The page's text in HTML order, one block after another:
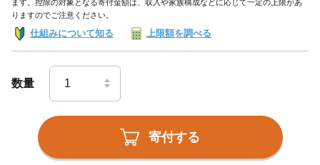
ます。控除の対象となる寄付金額は、収入や家族構成などに応じて一定の上限があ
りますのでご注意ください。
仕組みについて知る 上限額を調べる
数量
寄付する